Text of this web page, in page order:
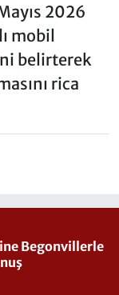
2026
mobil
belirterek
rica
Begonvillerle